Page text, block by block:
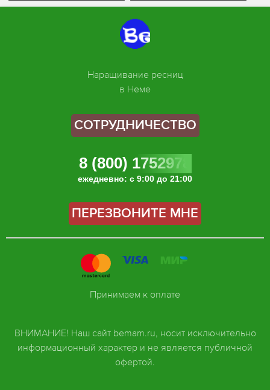
Наращивание ресниц
в Неме
СОТРУДНИЧЕСТВО
8 (800) 1752978
ежедневно: с 9:00 до 21:00
ПЕРЕЗВОНИТЕ МНЕ
ВНИМАНИЕ! Наш сайт bemam.ru, носит исключительно
информационный характер и не является публичной
офертой.
Принимаем к оплате